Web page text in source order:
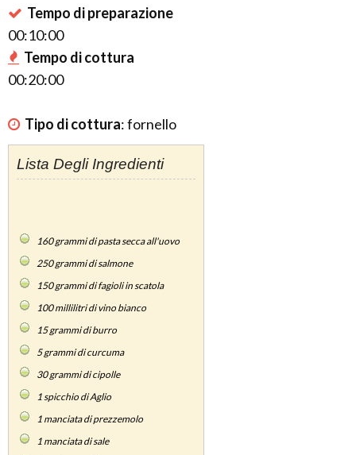
Tempo di preparazione
00:10:00
Tempo di cottura
00:20:00
Tipo di cottura:fornello
Lista Degli Ingredienti
160grammi di pasta secca all'uovo
250grammi di salmone
150grammi di fagioli in scatola
100millilitri di vino bianco
15grammi di burro
5grammi di curcuma
30grammi di cipolle
1spicchio di Aglio
1 manciata di prezzemolo
1 manciata di sale